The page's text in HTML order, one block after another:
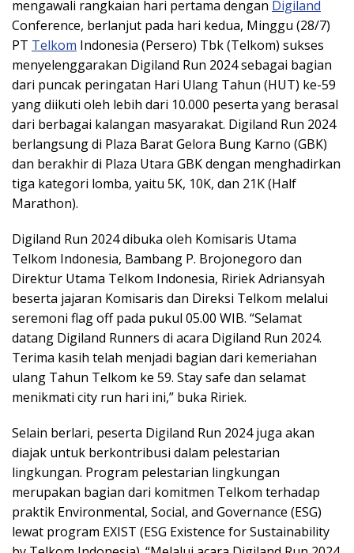
mengawali rangkaian hari pertama dengan Digiland
Conference, berlanjut pada hari kedua, Minggu (28/7)
PT Telkom Indonesia (Persero) Tbk (Telkom) sukses
menyelenggarakan Digiland Run 2024 sebagai bagian
dari puncak peringatan Hari Ulang Tahun (HUT) ke-59
yang diikuti oleh lebih dari 10.000 peserta yang berasal
dari berbagai kalangan masyarakat. Digiland Run 2024
berlangsung di Plaza Barat Gelora Bung Karno (GBK)
dan berakhir di Plaza Utara GBK dengan menghadirkan
tiga kategori lomba, yaitu 5K, 10K, dan 21K (Half
Marathon).
Digiland Run 2024 dibuka oleh Komisaris Utama
Telkom Indonesia, Bambang P. Brojonegoro dan
Direktur Utama Telkom Indonesia, Ririek Adriansyah
beserta jajaran Komisaris dan Direksi Telkom melalui
seremoni flag off pada pukul 05.00 WIB. “Selamat
datang Digiland Runners di acara Digiland Run 2024.
Terima kasih telah menjadi bagian dari kemeriahan
ulang Tahun Telkom ke 59. Stay safe dan selamat
menikmati city run hari ini,” buka Ririek.
Selain berlari, peserta Digiland Run 2024 juga akan
diajak untuk berkontribusi dalam pelestarian
lingkungan. Program pelestarian lingkungan
merupakan bagian dari komitmen Telkom terhadap
praktik Environmental, Social, and Governance (ESG)
lewat program EXIST (ESG Existence for Sustainability